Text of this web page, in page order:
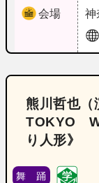
会場 神
熊川哲也
TOKYO
り人形》
舞 踊